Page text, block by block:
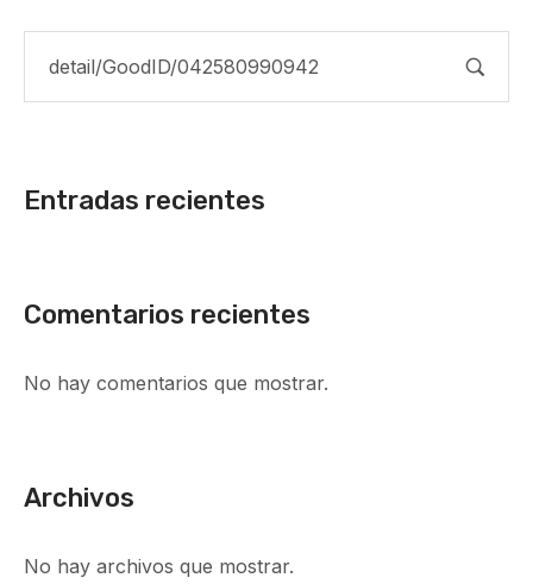
Entradas recientes
Comentarios recientes
No hay comentarios que mostrar.
Archivos
No hay archivos que mostrar.